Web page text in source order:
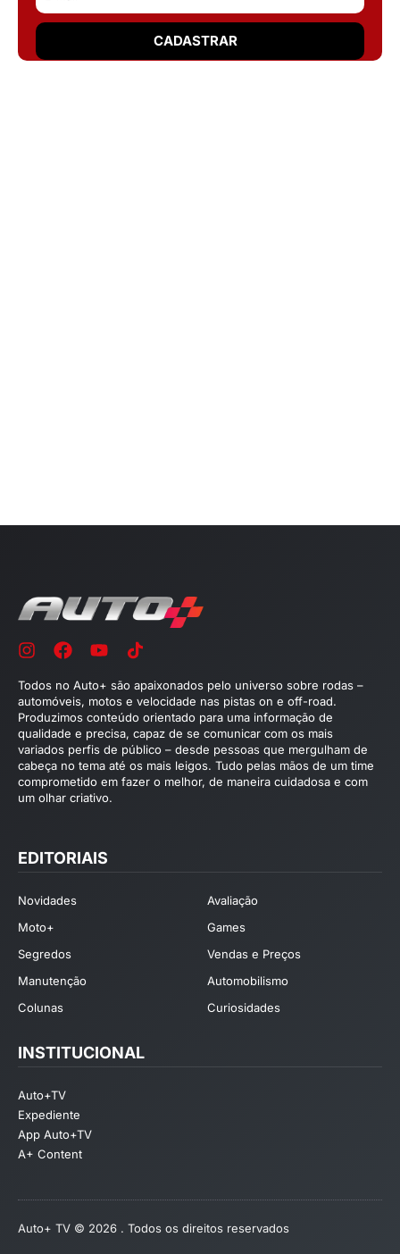
Todos no Auto+ são apaixonados pelo universo sobre rodas –
automóveis, motos e velocidade nas pistas on e off-road.
Produzimos conteúdo orientado para uma informação de
qualidade e precisa, capaz de se comunicar com os mais
variados perfis de público – desde pessoas que mergulham de
cabeça no tema até os mais leigos. Tudo pelas mãos de um time
comprometido em fazer o melhor, de maneira cuidadosa e com
um olhar criativo.
EDITORIAIS
Novidades
Avaliação
Moto+
Games
Segredos
Vendas e Preços
Manutenção
Automobilismo
Colunas
Curiosidades
INSTITUCIONAL
Auto+TV
Expediente
App Auto+TV
A+ Content
Auto+ TV © 2026 . Todos os direitos reservados